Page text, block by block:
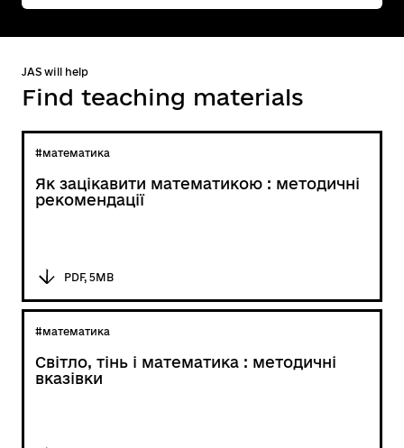
JAS will help
Find teaching materials
#математика
Як зацікавити математикою : методичні
рекомендації
PDF, 5MB
#математика
Світло, тінь і математика : методичні
вказівки